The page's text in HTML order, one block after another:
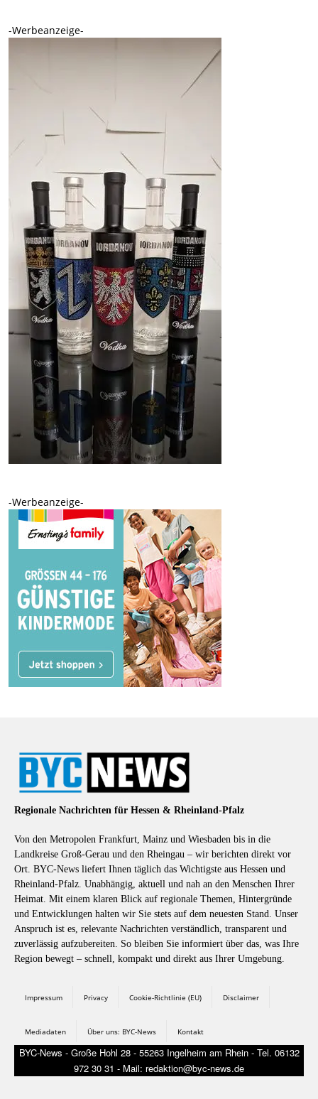
-Werbeanzeige-
-Werbeanzeige-
Regionale Nachrichten für Hessen & Rheinland-Pfalz
Von den Metropolen Frankfurt, Mainz und Wiesbaden bis in die
Landkreise Groß-Gerau und den Rheingau – wir berichten direkt vor
Ort. BYC-News liefert Ihnen täglich das Wichtigste aus Hessen und
Rheinland-Pfalz. Unabhängig, aktuell und nah an den Menschen Ihrer
Heimat. Mit einem klaren Blick auf regionale Themen, Hintergründe
und Entwicklungen halten wir Sie stets auf dem neuesten Stand. Unser
Anspruch ist es, relevante Nachrichten verständlich, transparent und
zuverlässig aufzubereiten. So bleiben Sie informiert über das, was Ihre
Region bewegt – schnell, kompakt und direkt aus Ihrer Umgebung.
Impressum Privacy Cookie-Richtlinie (EU) Disclaimer
Mediadaten Über uns: BYC-News Kontakt
BYC-News - Große Hohl 28 - 55263 Ingelheim am Rhein - Tel. 06132
972 30 31 - Mail: redaktion@byc-news.de